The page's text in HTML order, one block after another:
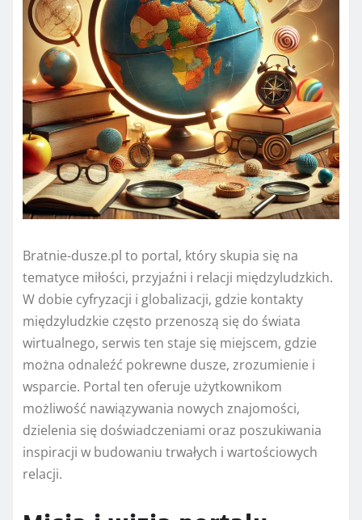
Bratnie-dusze.pl to portal, który skupia się na
tematyce miłości, przyjaźni i relacji międzyludzkich.
W dobie cyfryzacji i globalizacji, gdzie kontakty
międzyludzkie często przenoszą się do świata
wirtualnego, serwis ten staje się miejscem, gdzie
można odnaleźć pokrewne dusze, zrozumienie i
wsparcie. Portal ten oferuje użytkownikom
możliwość nawiązywania nowych znajomości,
dzielenia się doświadczeniami oraz poszukiwania
inspiracji w budowaniu trwałych i wartościowych
relacji.